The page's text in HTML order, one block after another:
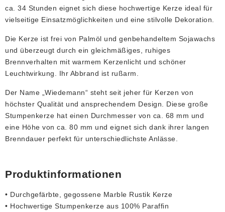
ca. 34 Stunden eignet sich diese hochwertige Kerze ideal für
vielseitige Einsatzmöglichkeiten und eine stilvolle Dekoration.
Die Kerze ist frei von Palmöl und genbehandeltem Sojawachs
und überzeugt durch ein gleichmäßiges, ruhiges
Brennverhalten mit warmem Kerzenlicht und schöner
Leuchtwirkung. Ihr Abbrand ist rußarm.
Der Name „Wiedemann“ steht seit jeher für Kerzen von
höchster Qualität und ansprechendem Design. Diese große
Stumpenkerze hat einen Durchmesser von ca. 68 mm und
eine Höhe von ca. 80 mm und eignet sich dank ihrer langen
Brenndauer perfekt für unterschiedlichste Anlässe.
Produktinformationen
• Durchgefärbte, gegossene Marble Rustik Kerze
• Hochwertige Stumpenkerze aus 100% Paraffin